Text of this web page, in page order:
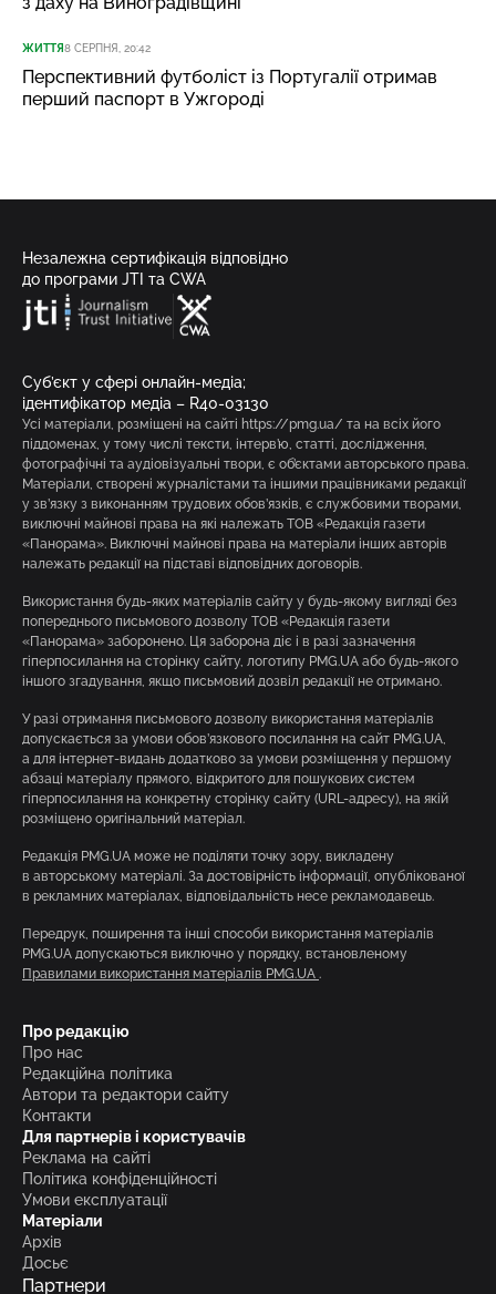
ЖИТТЯ8 СЕРПНЯ, 20:42
Перспективний футболіст із Португалії отримав
перший паспорт в Ужгороді
Незалежна сертифікація відповідно
до програми JTI та CWA
Суб’єкт у сфері онлайн-медіа;
ідентифікатор медіа – R40-03130
Усі матеріали, розміщені на сайті https://pmg.ua/ та на всіх його
піддоменах, у тому числі тексти, інтерв’ю, статті, дослідження,
фотографічні та аудіовізуальні твори, є об’єктами авторського права.
Матеріали, створені журналістами та іншими працівниками редакції
у зв’язку з виконанням трудових обов’язків, є службовими творами,
виключні майнові права на які належать ТОВ «Редакція газети
«Панорама». Виключні майнові права на матеріали інших авторів
належать редакції на підставі відповідних договорів.
Використання будь-яких матеріалів сайту у будь-якому вигляді без
попереднього письмового дозволу ТОВ «Редакція газети
«Панорама» заборонено. Ця заборона діє і в разі зазначення
гіперпосилання на сторінку сайту, логотипу PMG.UA або будь-якого
іншого згадування, якщо письмовий дозвіл редакції не отримано.
У разі отримання письмового дозволу використання матеріалів
допускається за умови обов’язкового посилання на сайт PMG.UA,
а для інтернет-видань додатково за умови розміщення у першому
абзаці матеріалу прямого, відкритого для пошукових систем
гіперпосилання на конкретну сторінку сайту (URL-адресу), на якій
розміщено оригінальний матеріал.
Редакція PMG.UA може не поділяти точку зору, викладену
в авторському матеріалі. За достовірність інформації, опублікованої
в рекламних матеріалах, відповідальність несе рекламодавець.
Передрук, поширення та інші способи використання матеріалів
PMG.UA допускаються виключно у порядку, встановленому
Правилами використання матеріалів PMG.UA .
Про редакцію
Про нас
Редакційна політика
Автори та редактори сайту
Контакти
Для партнерів і користувачів
Реклама на сайті
Політика конфіденційності
Умови експлуатації
Матеріали
Архів
Досьє
Партнери